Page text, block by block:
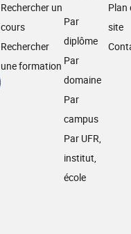
Rechercher un
cours
Rechercher
une formation
Par
diplôme
Par
domaine
Par
campus
Par UFR,
institut,
école
Plan
site